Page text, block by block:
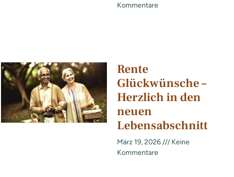
Kommentare
Rente
Glückwünsche –
Herzlich in den
neuen
Lebensabschnitt
März 19, 2026
Keine
Kommentare